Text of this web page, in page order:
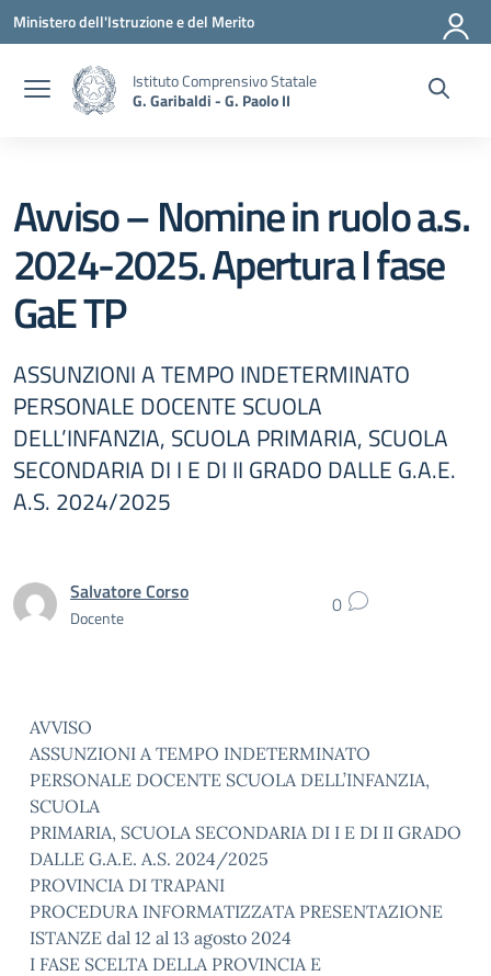
Vai ai contenuti
Vai al menu di navigazione
Vai al footer
Ministero dell'Istruzione e del Merito
Istituto Comprensivo Statale
G. Garibaldi - G. Paolo II
Avviso – Nomine in ruolo a.s.
2024-2025. Apertura I fase
GaE TP
ASSUNZIONI A TEMPO INDETERMINATO
PERSONALE DOCENTE SCUOLA
DELL’INFANZIA, SCUOLA PRIMARIA, SCUOLA
SECONDARIA DI I E DI II GRADO DALLE G.A.E.
A.S. 2024/2025
Salvatore Corso
Docente 0
AVVISO
ASSUNZIONI A TEMPO INDETERMINATO
PERSONALE DOCENTE SCUOLA DELL’INFANZIA,
SCUOLA
PRIMARIA, SCUOLA SECONDARIA DI I E DI II GRADO
DALLE G.A.E. A.S. 2024/2025
PROVINCIA DI TRAPANI
PROCEDURA INFORMATIZZATA PRESENTAZIONE
ISTANZE dal 12 al 13 agosto 2024
I FASE SCELTA DELLA PROVINCIA E